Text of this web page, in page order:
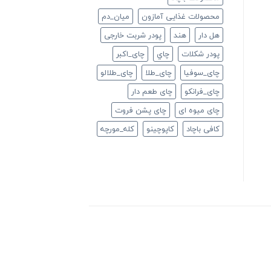
محصولات غذایی آمازون
ميان_دم
هل دار
هند
پودر شربت خارجی
پودر شکلات
چاي
چای_اکبر
چای_سوفیا
چای_طلا
چای_طلالو
چای_فرانكو
چای طعم دار
چای میوه ای
چای پشن فروت
کافی باچاد
کاپوچینو کله_مورچه